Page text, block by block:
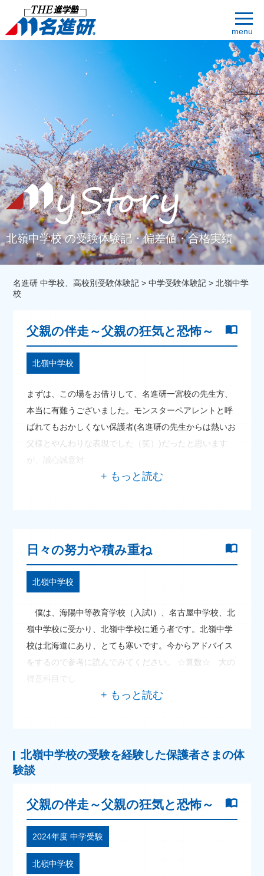
menu
北嶺中学校 の受験体験記・偏差値・合格実績
名進研 中学校、高校別受験体験記 >中学受験体験記 >北嶺中学
校
父親の伴走～父親の狂気と恐怖～
北嶺中学校
まずは、この場をお借りして、名進研一宮校の先生方、
本当に有難うございました。モンスターペアレントと呼
ばれてもおかしくない保護者(名進研の先生からは熱いお
父様とやんわりな表現でした（笑）)だったと思います
が、誠心誠意対
日々の努力や積み重ね
北嶺中学校
僕は、海陽中等教育学校（入試Ⅰ）、名古屋中学校、北
嶺中学校に受かり、北嶺中学校に通う者です。北嶺中学
校は北海道にあり、とても寒いです。今からアドバイス
をするので参考に読んでみてください。 ☆算数☆ 大の
得意科目でし
北嶺中学校の受験を経験した保護者さまの体
験談
父親の伴走～父親の狂気と恐怖～
2024年度 中学受験
北嶺中学校